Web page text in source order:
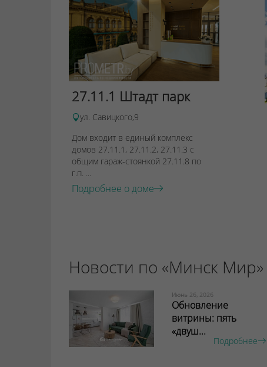
27.11.1 Штадт парк
ул. Савицкого,9
Дом входит в единый комплекс
домов 27.11.1, 27.11.2, 27.11.3 с
общим гараж-стоянкой 27.11.8 по
г.п. ...
Подробнее о доме
Новости по «Минск Мир»
Июнь 26, 2026
Обновление
витрины: пять
«двуш...
Подробнее